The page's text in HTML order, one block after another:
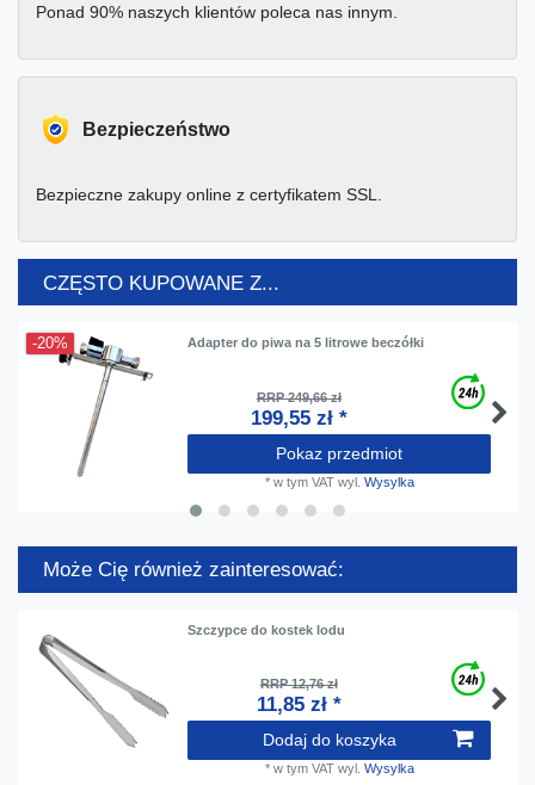
Ponad 90% naszych klientów poleca nas innym.
Bezpieczeństwo
Bezpieczne zakupy online z certyfikatem SSL.
CZĘSTO KUPOWANE Z...
-20% Adapter do piwa na 5 litrowe beczółki
RRP 249,66 zł
199,55 zł *
Pokaz przedmiot
* w tym VATwyl. Wysylka
Może Cię również zainteresować:
Szczypce do kostek lodu
RRP 12,76 zł
11,85 zł *
Dodaj do koszyka
* w tym VATwyl. Wysylka